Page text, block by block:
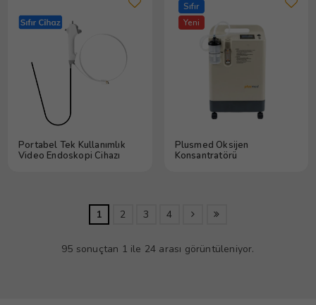
Portabel Tek Kullanımlık
Video Endoskopi Cihazı
Sıfır
Yeni
Plusmed Oksijen
Konsantratörü
1 2 3 4
95 sonuçtan 1 ile 24 arası görüntüleniyor.